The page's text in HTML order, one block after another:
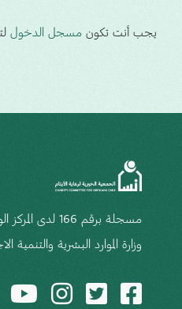
يجب أنت تكونمسجل الدخول
مسجلة برقم 166
وزارة الموارد البشرية والتنمية